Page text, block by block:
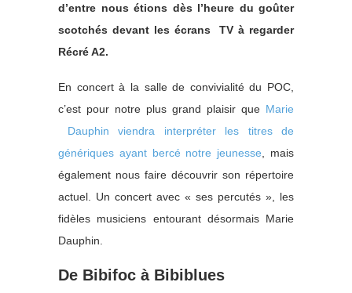
d’entre nous étions dès l’heure du goûter
scotchés devant les écrans TV à regarder
Récré A2.
En concert à la salle de convivialité du POC,
c’est pour notre plus grand plaisir que Marie
Dauphin viendra interpréter les titres de
génériques ayant bercé notre jeunesse , mais
également nous faire découvrir son répertoire
actuel. Un concert avec « ses percutés », les
fidèles musiciens entourant désormais Marie
Dauphin.
De Bibifoc à Bibiblues